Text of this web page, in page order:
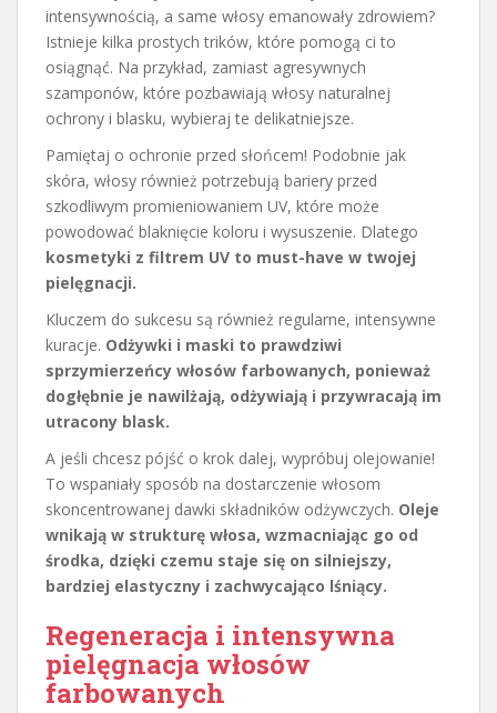
intensywnością, a same włosy emanowały zdrowiem?
Istnieje kilka prostych trików, które pomogą ci to
osiągnąć. Na przykład, zamiast agresywnych
szamponów, które pozbawiają włosy naturalnej
ochrony i blasku, wybieraj te delikatniejsze.
Pamiętaj o ochronie przed słońcem! Podobnie jak
skóra, włosy również potrzebują bariery przed
szkodliwym promieniowaniem UV, które może
powodować blaknięcie koloru i wysuszenie. Dlatego
kosmetyki z filtrem UV to must-have w twojej
pielęgnacji.
Kluczem do sukcesu są również regularne, intensywne
kuracje. Odżywki i maski to prawdziwi
sprzymierzeńcy włosów farbowanych, ponieważ
dogłębnie je nawilżają, odżywiają i przywracają im
utracony blask.
A jeśli chcesz pójść o krok dalej, wypróbuj olejowanie!
To wspaniały sposób na dostarczenie włosom
skoncentrowanej dawki składników odżywczych. Oleje
wnikają w strukturę włosa, wzmacniając go od
środka, dzięki czemu staje się on silniejszy,
bardziej elastyczny i zachwycająco lśniący.
Regeneracja i intensywna
pielęgnacja włosów
farbowanych